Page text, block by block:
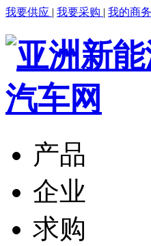
我要供应 | 我要采购 | 我的商
产品
企业
求购